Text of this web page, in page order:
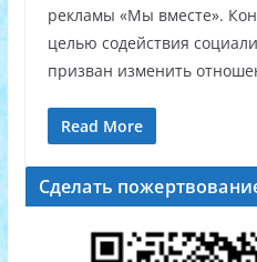
рекламы «Мы вместе».
целью содействия
призван изменить
Read More
Сделать